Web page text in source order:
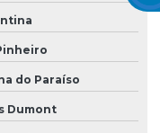
do Paraíso
Dumont